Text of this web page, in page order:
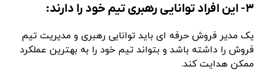
۳- این افراد توانایی رهبری تیم خود را دارند:
یک مدیر فروش حرفه ای باید توانایی رهبری و مدیریت تیم
فروش را داشته باشد و بتواند تیم خود را به بهترین عملکرد
ممکن هدایت کند.